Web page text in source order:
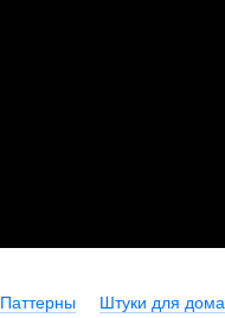
Паттерны Штуки для дома